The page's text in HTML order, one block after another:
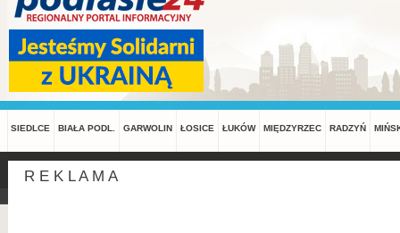
SIEDLCE BIAŁA PODL. GARWOLIN ŁOSICE ŁUKÓW MIĘDZYRZEC RADZYŃ
R E K L A M A